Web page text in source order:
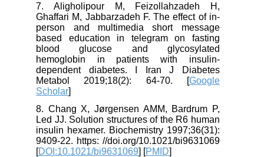
7. Aligholipour M, Feizollahzadeh H,
Ghaffari M, Jabbarzadeh F. The effect of in-
person and multimedia short message
based education in telegram on fasting
blood glucose and glycosylated
hemoglobin in patients with insulin-
dependent diabetes. I Iran J Diabetes
Metabol 2019;18(2): 64-70. [Google
Scholar
8. Chang X, Jørgensen AMM, Bardrum P,
Led JJ. Solution structures of the R6 human
insulin hexamer. Biochemistry 1997;36(31):
9409-22. https: //doi.org/10.1021/bi9631069
[DOI:10.1021/bi9631069] [PMID